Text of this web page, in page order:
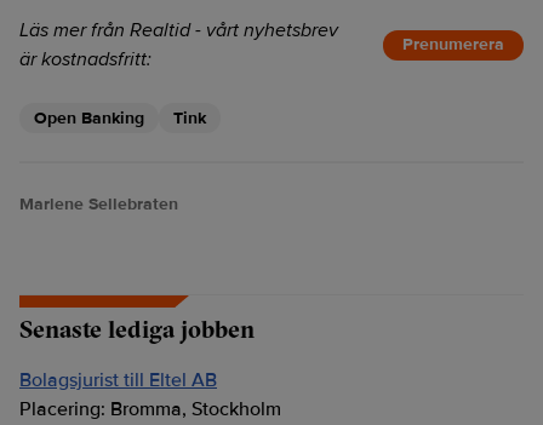
Läs mer från Realtid - vårt nyhetsbrev
är kostnadsfritt:
Prenumerera
Open Banking Tink
Marlene Sellebraten
Senaste lediga jobben
Bolagsjurist till Eltel AB
Placering: Bromma, Stockholm